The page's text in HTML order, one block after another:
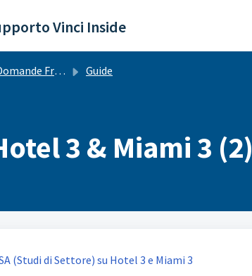
principale
Vinci Inside
Frequenti (FAQ) Guide
3 & Miami 3 (2)
(Studi di Settore) su Hotel 3 e Miami 3